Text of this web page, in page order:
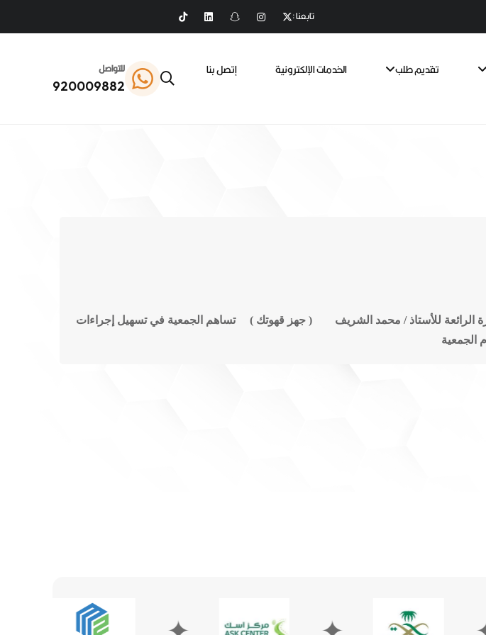
تابعنا :
تقديم طلب الخدمات الإلكترونية
إتصل بنا
للتواصل
920009882
الرائعة للأستاذ / محمد الشريف ( جهز قهوتك ) تساهم الجمعية في تسهيل إجراءات
الجمعية